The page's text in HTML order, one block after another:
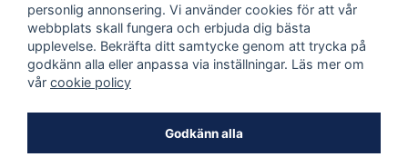
Följ oss
personlig annonsering. Vi använder cookies för att vår
webbplats skall fungera och erbjuda dig bästa
upplevelse. Bekräfta ditt samtycke genom att trycka på
godkänn alla eller anpassa via inställningar. Läs mer om
vår cookie policy
Godkänn alla